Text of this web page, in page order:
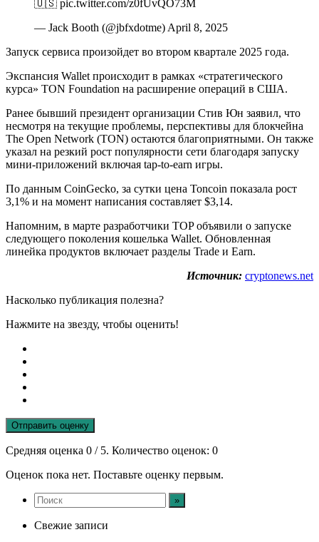
🇺🇸 pic.twitter.com/z0fUvQO73M
— Jack Booth (@jbfxdotme) April 8, 2025
Запуск сервиса произойдет во втором квартале 2025 года.
Экспансия Wallet происходит в рамках «стратегического
курса» TON Foundation на расширение операций в США.
Ранее бывший президент организации Стив Юн заявил, что
несмотря на текущие проблемы, перспективы для блокчейна
The Open Network (TON) остаются благоприятными. Он также
указал на резкий рост популярности сети благодаря запуску
мини-приложений включая tap-to-earn игры.
По данным CoinGecko, за сутки цена Toncoin показала рост
3,1% и на момент написания составляет $3,14.
Напомним, в марте разработчики TOP объявили о запуске
следующего поколения кошелька Wallet. Обновленная
линейка продуктов включает разделы Trade и Earn.
Источник: cryptonews.net
Насколько публикация полезна?
Нажмите на звезду, чтобы оценить!
Отправить оценку
Средняя оценка 0 / 5. Количество оценок: 0
Оценок пока нет. Поставьте оценку первым.
Свежие записи